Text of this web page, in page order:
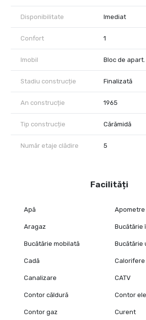
Disponibilitate Imediat
Confort 1
Imobil Bloc de apart.
Stadiu construcție Finalizată
An construcție 1965
Tip construcție Cărămidă
Număr etaje clădire 5
Facilități
Apă Apometre
Aragaz Bucătărie
Bucătărie mobilată Bucătărie
Cadă Calorifere
Canalizare CATV
Contor căldură Contor
Contor gaz Curent